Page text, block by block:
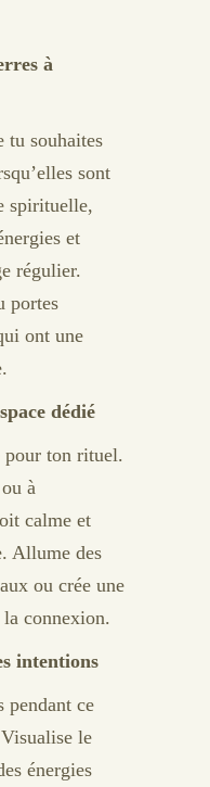
à
tu souhaites
sont
spirituelle,
et
régulier.
portes
ont une
dédié
pour ton rituel.
à
calme et
Allume des
ou crée une
connexion.
intentions
pendant ce
le
énergies